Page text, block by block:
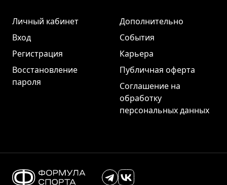
Личный кабинет
Вход
Регистрация
Восстановление
пароля
Дополнительно
События
Карьера
Публичная оферта
Соглашение на
обработку
персональных данных